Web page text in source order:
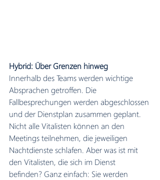
Hybrid: Über Grenzen hinweg
Innerhalb des Teams werden wichtige
Absprachen getroffen. Die
Fallbesprechungen werden abgeschlossen
und der Dienstplan zusammen geplant.
Nicht alle Vitalisten können an den
Meetings teilnehmen, die jeweiligen
Nachtdienste schlafen. Aber was ist mit
den Vitalisten, die sich im Dienst
befinden? Ganz einfach: Sie werden